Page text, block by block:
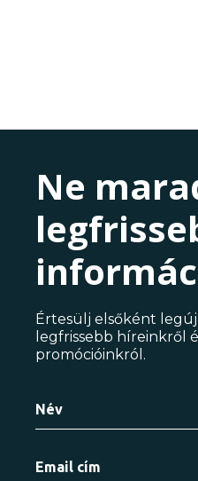
Ne
Értesülj elsőként
legfrissebb híreinkről
promócióinkról.